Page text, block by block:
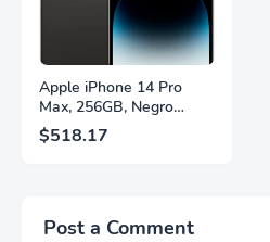
Apple iPhone 14 Pro
Max, 256GB, Negro
Espacial - Desbloqueado
(Renovado)
$518.17
Post a Comment